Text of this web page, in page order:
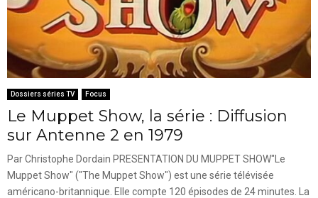
Dossiers séries TV Focus
Le Muppet Show, la série : Diffusion
sur Antenne 2 en 1979
Par Christophe Dordain PRESENTATION DU MUPPET SHOW"Le
Muppet Show" ("The Muppet Show") est une série télévisée
américano-britannique. Elle compte 120 épisodes de 24 minutes. La